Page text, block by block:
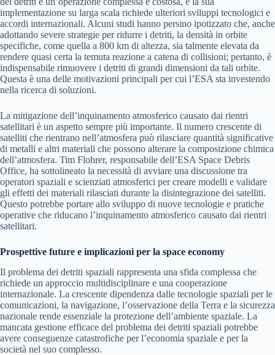
implementazione su larga scala richiede ulteriori sviluppi tecnologici e
accordi internazionali. Alcuni studi hanno persino ipotizzato che, anche
adottando severe strategie per ridurre i detriti, la densità in orbite
specifiche, come quella a 800 km di altezza, sia talmente elevata da
rendere quasi certa la temuta reazione a catena di collisioni; pertanto, è
indispensabile rimuovere i detriti di grandi dimensioni da tali orbite.
Questa è una delle motivazioni principali per cui l’ESA sta investendo
nella ricerca di soluzioni.
La mitigazione dell’inquinamento atmosferico causato dai rientri
satellitari è un aspetto sempre più importante. Il numero crescente di
satelliti che rientrano nell’atmosfera può rilasciare quantità significative
di metalli e altri materiali che possono alterare la composizione chimica
dell’atmosfera. Tim Flohrer, responsabile dell’ESA Space Debris
Office, ha sottolineato la necessità di avviare una discussione tra
operatori spaziali e scienziati atmosferici per creare modelli e validare
gli effetti dei materiali rilasciati durante la disintegrazione dei satelliti.
Questo potrebbe portare allo sviluppo di nuove tecnologie e pratiche
operative che riducano l’inquinamento atmosferico causato dai rientri
satellitari.
Prospettive future e implicazioni per la space economy
Il problema dei detriti spaziali rappresenta una sfida complessa che
richiede un approccio multidisciplinare e una cooperazione
internazionale. La crescente dipendenza dalle tecnologie spaziali per le
comunicazioni, la navigazione, l’osservazione della Terra e la sicurezza
nazionale rende essenziale la protezione dell’ambiente spaziale. La
mancata gestione efficace del problema dei detriti spaziali potrebbe
avere conseguenze catastrofiche per l’economia spaziale e per la
società nel suo complesso.